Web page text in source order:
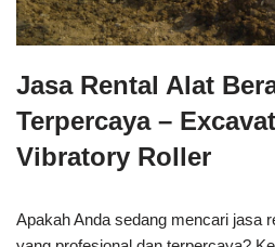
Jasa Rental Alat
Terpercaya –
Vibratory Roller
Apakah Anda sedang mencari jasa